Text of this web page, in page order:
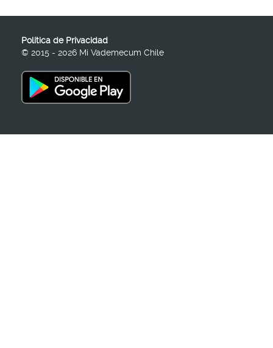
Política de Privacidad
© 2015 - 2026 Mi Vademecum Chile